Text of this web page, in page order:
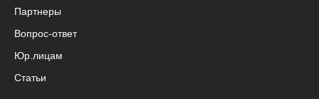
Партнеры
Вопрос-ответ
Юр.лицам
Статьи